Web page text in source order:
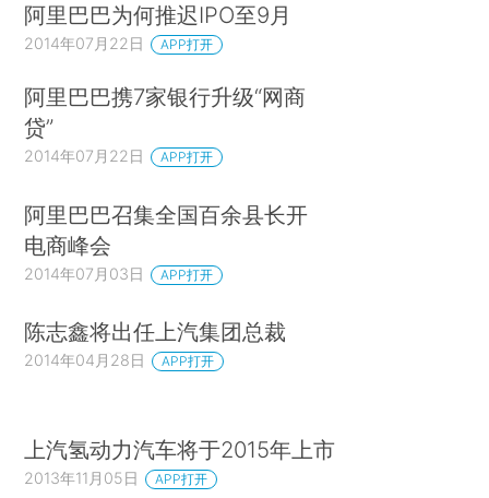
阿里巴巴为何推迟IPO至9月
2014年07月22日 APP打开
阿里巴巴携7家银行升级“网商
贷”
2014年07月22日 APP打开
阿里巴巴召集全国百余县长开
电商峰会
2014年07月03日 APP打开
陈志鑫将出任上汽集团总裁
2014年04月28日 APP打开
上汽氢动力汽车将于2015年上市
2013年11月05日 APP打开